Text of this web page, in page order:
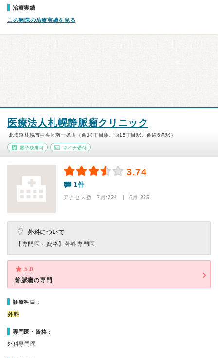
治療実績
この病院の治療実績を見る
医療法人札幌静脈瘤クリニック
北海道札幌市中央区南一条西（西18丁目駅、西15丁目駅、西線6条駅）
電子決済可 マイナ受付
3.74
1件
アクセス数 7月:224 | 6月:225
外科について
【専門医・資格】 外科専門医
5.0
静脈瘤の専門
診療科目：
外科
専門医・資格：
外科専門医